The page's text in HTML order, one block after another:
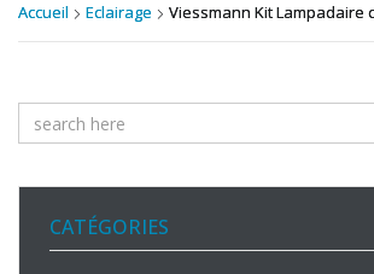
Accueil Eclairage Viessmann Kit Lampadaire
CATÉGORIES